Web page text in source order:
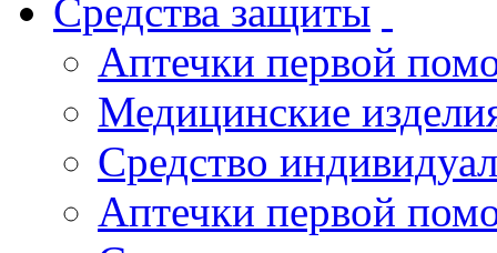
Средства защиты
Аптечки первой
Медицинские
Средство
Аптечки первой